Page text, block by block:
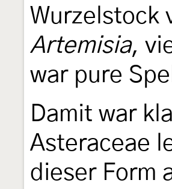
Wurzelstock
Artemisia,
war pure
Damit war
Asteraceae
dieser Form